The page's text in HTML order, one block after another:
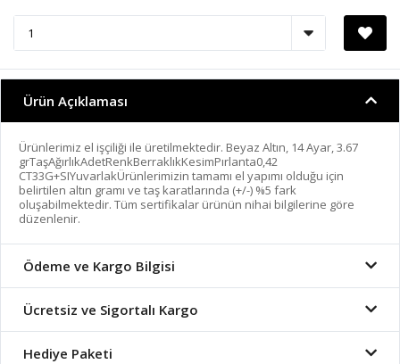
Ürün Açıklaması
Ürünlerimiz el işçiliği ile üretilmektedir. Beyaz Altın, 14 Ayar, 3.67
grTaşAğırlıkAdetRenkBerraklıkKesimPırlanta0,42
CT33G+SIYuvarlakÜrünlerimizin tamamı el yapımı olduğu için
belirtilen altın gramı ve taş karatlarında (+/-) %5 fark
oluşabilmektedir. Tüm sertifikalar ürünün nihai bilgilerine göre
düzenlenir.
Ödeme ve Kargo Bilgisi
Ücretsiz ve Sigortalı Kargo
Hediye Paketi